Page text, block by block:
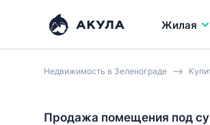
Жилая
Недвижимость в Зеленограде
Продажа помещения под